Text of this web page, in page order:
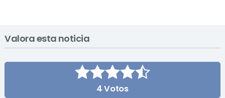
Valora esta noticia
4Votos